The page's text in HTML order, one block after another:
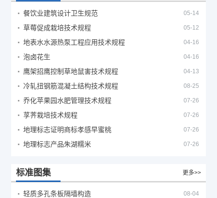
餐饮业建筑设计卫生规范 05-14
草莓促成栽培技术规程 05-12
地表水水源热泵工程应用技术规程 04-16
泡卤花生 04-16
鹰架招鹰控制草地鼠害技术规程 04-13
冷轧扭钢筋混凝土结构技术规程 08-25
乔化苹果园水肥管理技术规程 07-26
莩荠栽培技术规程 07-26
地理标志证明商标孝感早蜜桃 07-26
地理标志产品朱湖糯米 07-26
标准图集 更多>>
轻质多孔条板隔墙构造 08-04